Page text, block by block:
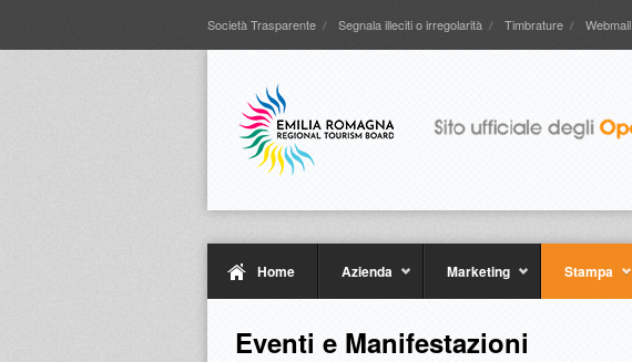
Società Trasparente Segnala illeciti o irregolarità Timbrature Webmail
Home Azienda Marketing Stampa
Eventi e Manifestazioni